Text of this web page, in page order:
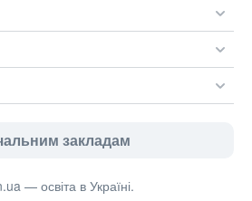
закладам
— освіта в Україні.